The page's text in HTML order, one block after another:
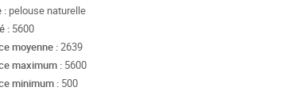
: pelouse naturelle
: 5600
moyenne :2639
maximum : 5600
minimum : 500